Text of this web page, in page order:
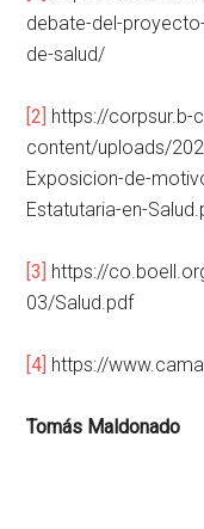
debate-del-
de-salud/
[2] https://corpsur.b-
content/uploads/
Exposicion-de-
Estatutaria-en-
[3]
https://
03/Salud.pdf
[4] https://
Tomás Maldonado